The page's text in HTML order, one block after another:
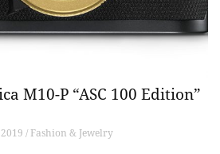
M10-P “ASC 100 Edition”
/ Fashion & Jewelry